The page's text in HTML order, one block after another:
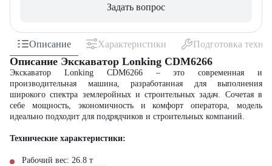
Задать вопрос
Описание Характеристики Подготовка
Описание Экскаватор Lonking CDM6266
Экскаватор Lonking CDM6266 – это современная и
производительная машина, разработанная для выполнения
широкого спектра землеройных и строительных задач. Сочетая в
себе мощность, экономичность и комфорт оператора, модель
идеально подходит для подрядчиков и строительных компаний.
Технические характеристики:
Рабочий вес: 26.8 т